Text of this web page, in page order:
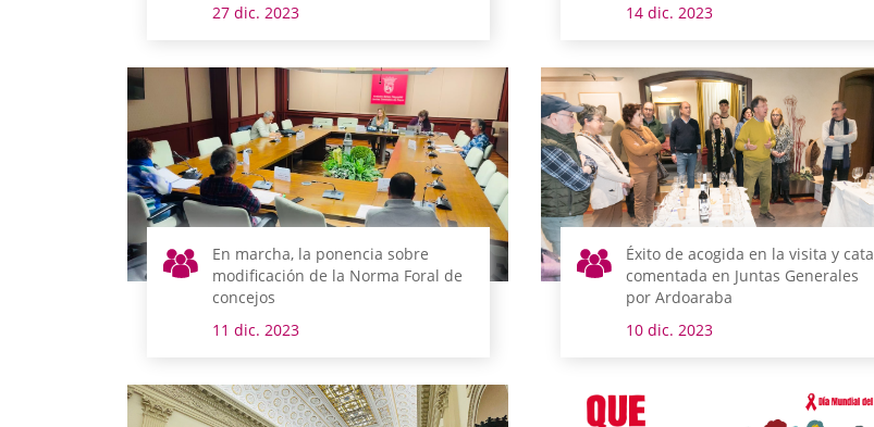
27 dic. 2023
14 dic. 2023
En marcha, la ponencia sobre
modificación de la Norma Foral de
concejos
11 dic. 2023
Éxito de acogida en la visita y cata
comentada en Juntas Generales
por Ardoaraba
10 dic. 2023